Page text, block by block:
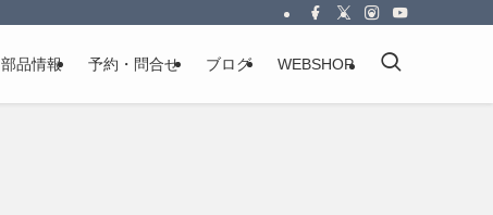
部品情報 予約・問合せ ブログ WEBSHOP